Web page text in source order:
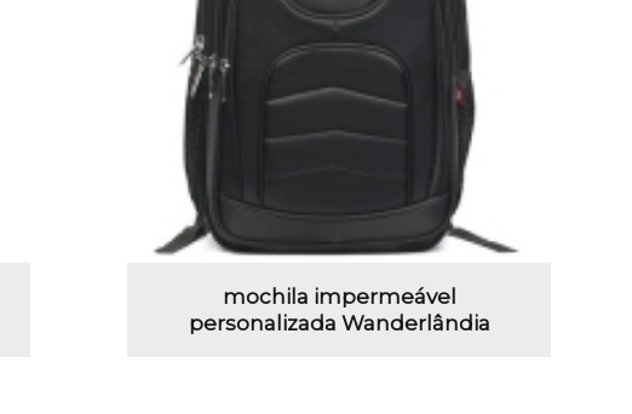
mochila impermeável
personalizada Wanderlândia